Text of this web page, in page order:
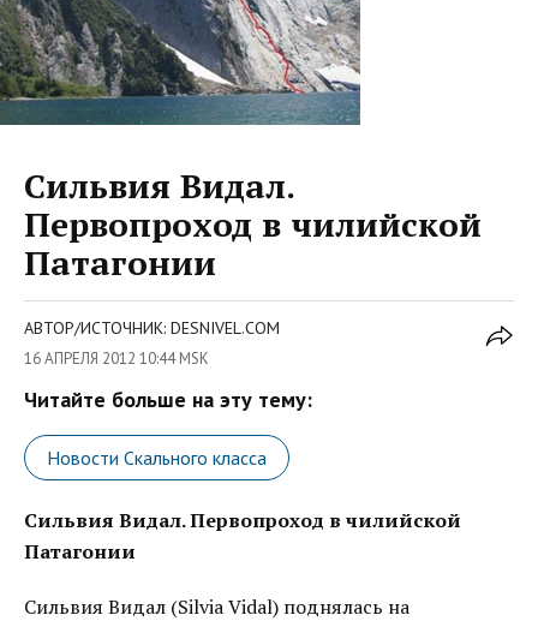
Сильвия Видал.
Первопроход в чилийской
Патагонии
АВТОР/ИСТОЧНИК: DESNIVEL.COM
16 АПРЕЛЯ 2012 10:44 MSK
Читайте больше на эту тему:
Новости Скального класса
Сильвия Видал. Первопроход в чилийской
Патагонии
Сильвия Видал (Silvia Vidal) поднялась на